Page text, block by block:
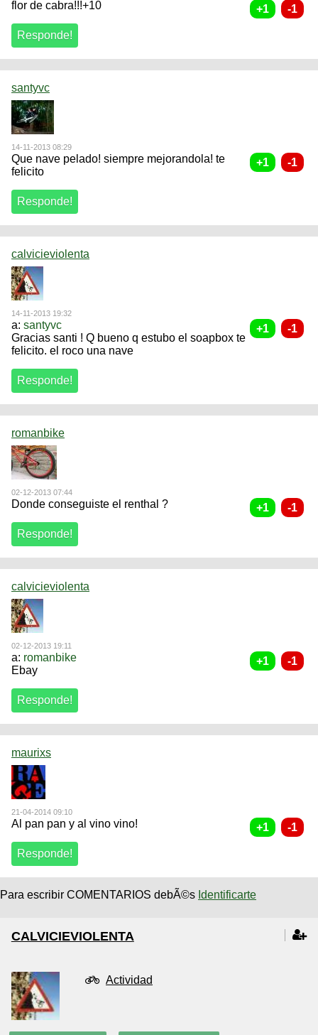
flor de cabra!!!+10
santyvc
14-11-2013 08:29
Que nave pelado! siempre mejorandola! te
felicito
calvicieviolenta
14-11-2013 19:32
a: santyvc
Gracias santi ! Q bueno q estubo el soapbox te
felicito. el roco una nave
romanbike
02-12-2013 07:44
Donde conseguiste el renthal ?
calvicieviolenta
02-12-2013 19:11
a: romanbike
Ebay
maurixs
21-04-2014 09:10
Al pan pan y al vino vino!
Para escribir COMENTARIOS debÃ©s Identificarte
CALVICIEVIOLENTA
Actividad